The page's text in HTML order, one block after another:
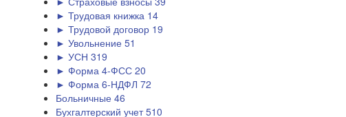
► Трудовая книжка 14
► Трудовой договор 19
► Увольнение 51
► УСН 319
► Форма 4-ФСС 20
► Форма 6-НДФЛ 72
Больничные 46
Бухгалтерский учет510